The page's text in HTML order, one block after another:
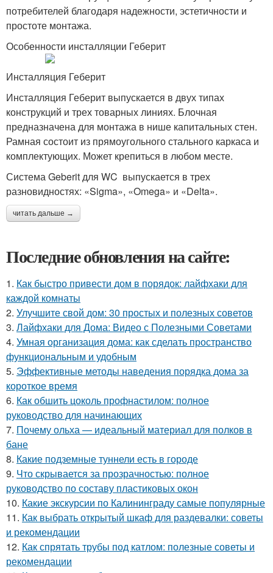
потребителей благодаря надежности, эстетичности и
простоте монтажа.
Особенности инсталляции Геберит
Инсталляция Геберит
Инсталляция Геберит выпускается в двух типах
конструкций и трех товарных линиях. Блочная
предназначена для монтажа в нише капитальных стен.
Рамная состоит из прямоугольного стального каркаса и
комплектующих. Может крепиться в любом месте.
Система Geberit для WC выпускается в трех
разновидностях: «Sigma», «Omega» и «Delta».
читать дальше →
Последние обновления на сайте:
1. Как быстро привести дом в порядок: лайфхаки для
каждой комнаты
2. Улучшите свой дом: 30 простых и полезных советов
3. Лайфхаки для Дома: Видео с Полезными Советами
4. Умная организация дома: как сделать пространство
функциональным и удобным
5. Эффективные методы наведения порядка дома за
короткое время
6. Как обшить цоколь профнастилом: полное
руководство для начинающих
7. Почему ольха — идеальный материал для полков в
бане
8. Какие подземные туннели есть в городе
9. Что скрывается за прозрачностью: полное
руководство по составу пластиковых окон
10. Какие экскурсии по Калининграду самые популярные
11. Как выбрать открытый шкаф для раздевалки: советы
и рекомендации
12. Как спрятать трубы под катлом: полезные советы и
рекомендации